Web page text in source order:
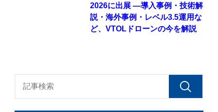
2026に出展 ―導入事例・技術解
説・海外事例・レベル3.5運用な
ど、VTOLドローンの今を解説